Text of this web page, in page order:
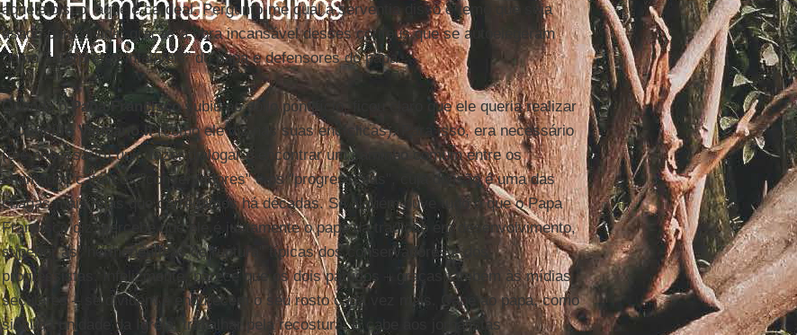
aquele bispo, aquele cardeal. Pergunto-me qual a serventia disso e temo que seja
usado para dividir, graças à obra incansável desses corifeus que se autoelegeram
como "intérpretes infalíveis" do papa e defensores do papa.
Quando oPapa Franciscosubiu ao sólio pontifício, ficou claro que ele queria realizar
oConcílio Vaticano II(como ele diz nas suas encíclicas). Para isso, era necessário
(e é necessário) unir, fazer dialogar e encontrar um caminho comum entre os
chamados católicos "conservadores" e os "progressistas", cuja divisão é uma das
chagas mais feias que carregamos há décadas. Se alguém ouve tudo o que o Papa
Francisco diz, percebe que ele é justamente o papa da tradição em desenvolvimento,
superior às "hermenêuticas de ruptura" típicas dos conservadores e dos
progressistas. Infelizmente, parece que os dois partidos – graças também às mídias
seculares – se dividem e endurecem o seu rosto cada vez mais. Cabe ao papa, como
sinal da unidade da Igreja, trabalhar pela recostura. E cabe aos jornalistas